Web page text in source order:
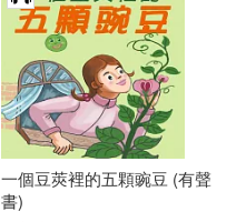
一個豆莢裡的五顆豌豆 (有聲
書)